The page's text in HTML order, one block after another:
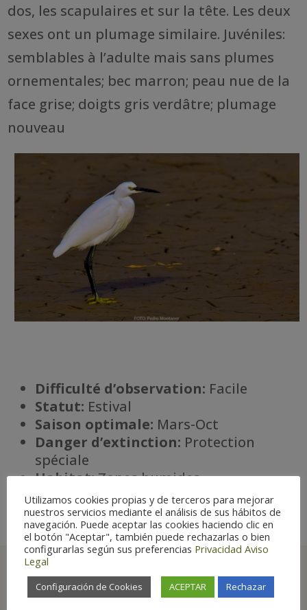
dos, les scapulaires et sur la tête. Les deux
sexes ont un plumage similaire. Juvéniles:
semblables à l’adulte mais sans plumes
ornementales; bec marron; peau nue de la
face grise; doigts gris verdâtre; plumage
nouveau
Difficulté d’observation: Facile
Statut: Estival
Saison optimale: Mars-Oct
Danger d’extinction: Protection
spéciale
Habitat:Zones humides
Utilizamos cookies propias y de terceros para mejorar
nuestros servicios mediante el análisis de sus hábitos de
navegación. Puede aceptar las cookies haciendo clic en
el botón "Aceptar", también puede rechazarlas o bien
configurarlas según sus preferencias Privacidad Aviso
Legal
Configuración de Cookies ACEPTAR Rechazar